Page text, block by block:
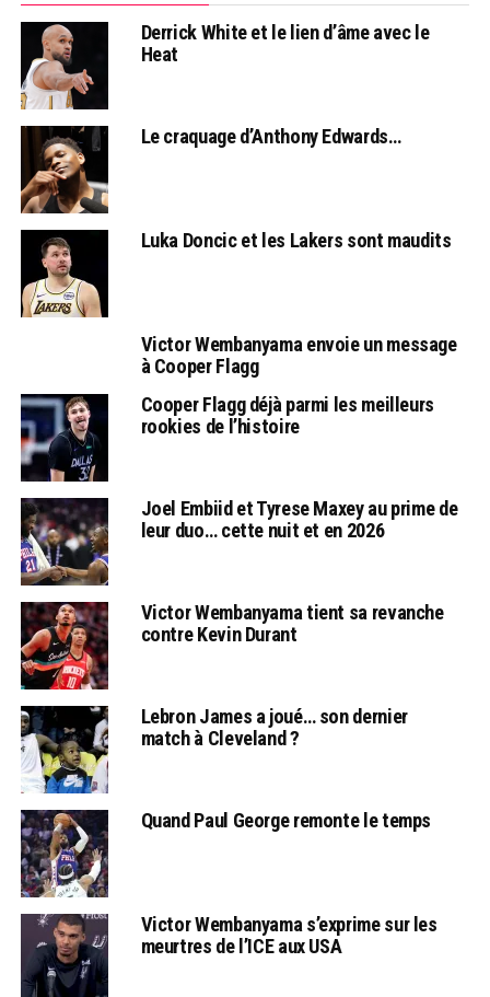
Derrick White et le lien d’âme avec le
Heat
Le craquage d’Anthony Edwards…
Luka Doncic et les Lakers sont maudits
Victor Wembanyama envoie un message
à Cooper Flagg
Cooper Flagg déjà parmi les meilleurs
rookies de l’histoire
Joel Embiid et Tyrese Maxey au prime de
leur duo… cette nuit et en 2026
Victor Wembanyama tient sa revanche
contre Kevin Durant
Lebron James a joué… son dernier
match à Cleveland ?
Quand Paul George remonte le temps
Victor Wembanyama s’exprime sur les
meurtres de l’ICE aux USA